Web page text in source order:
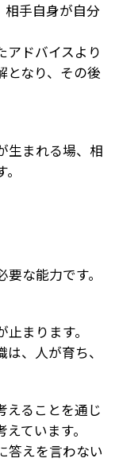
相手自身が自分
アドバイスより
となり、その後
生まれる場、相
な能力です。
まります。
、人が育ち、
えることを通じ
ています。
答えを言わない